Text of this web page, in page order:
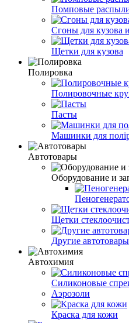
Помповые
Сгоны для кузова
Щетки для кузова
Полировка
Полировочные
Пасты
Машинки для
Автотовары
Оборудование и
Щетки
Другие автотовары
Автохимия
Силиконовые
Аэрозоли
Краска для кожи